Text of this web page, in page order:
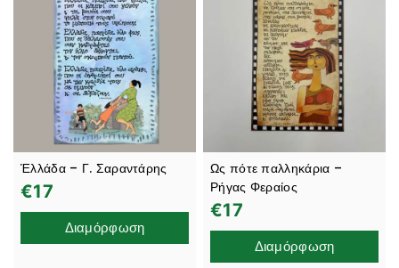
Έλλάδα – Γ. Σαραντάρης
€17
Διαμόρφωση
Ως πότε παλληκάρια –
Ρήγας Φεραίος
€17
Διαμόρφωση